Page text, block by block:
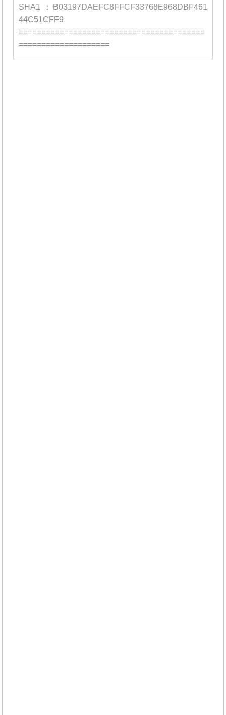
SHA1 ：B03197DAEFC8FFCF33768E968DBF461
44C51CFF9
=========================================
====================